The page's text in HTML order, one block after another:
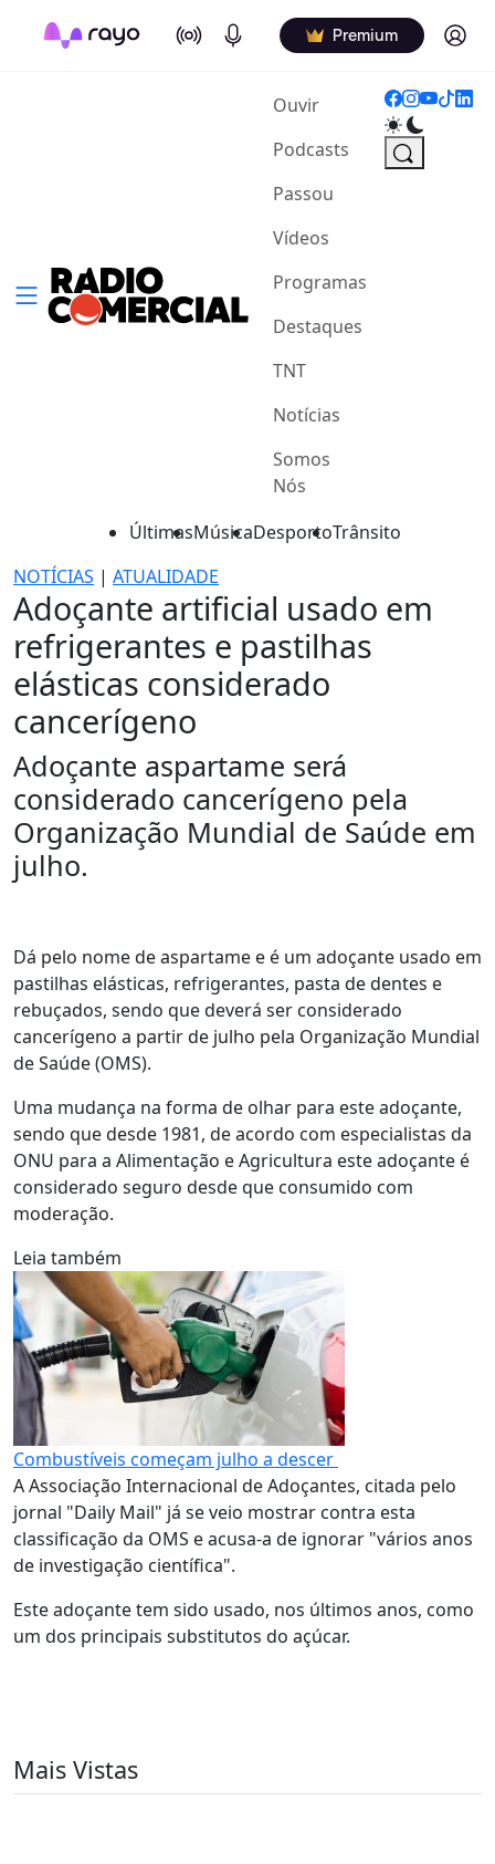
On Air Podcasts Premium Log in
Ouvir(current)
Podcasts
Passou
Vídeos
Programas
Destaques
TNT
Notícias
Somos
Nós
ÚltimasMúsicaDesportoTrânsito
NOTÍCIAS | ATUALIDADE
Adoçante artificial usado em
refrigerantes e pastilhas
elásticas considerado
cancerígeno
Adoçante aspartame será
considerado cancerígeno pela
Organização Mundial de Saúde em
julho.
Dá pelo nome de aspartame e é um adoçante usado em
pastilhas elásticas, refrigerantes, pasta de dentes e
rebuçados, sendo que deverá ser considerado
cancerígeno a partir de julho pela Organização Mundial
de Saúde (OMS).
Uma mudança na forma de olhar para este adoçante,
sendo que desde 1981, de acordo com especialistas da
ONU para a Alimentação e Agricultura este adoçante é
considerado seguro desde que consumido com
moderação.
Leia também
Combustíveis começam julho a descer
A Associação Internacional de Adoçantes, citada pelo
jornal "Daily Mail" já se veio mostrar contra esta
classificação da OMS e acusa-a de ignorar "vários anos
de investigação científica".
Este adoçante tem sido usado, nos últimos anos, como
um dos principais substitutos do açúcar.
Mais Vistas